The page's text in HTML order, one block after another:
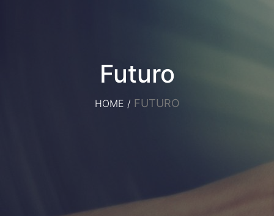
Futuro
HOME / FUTURO